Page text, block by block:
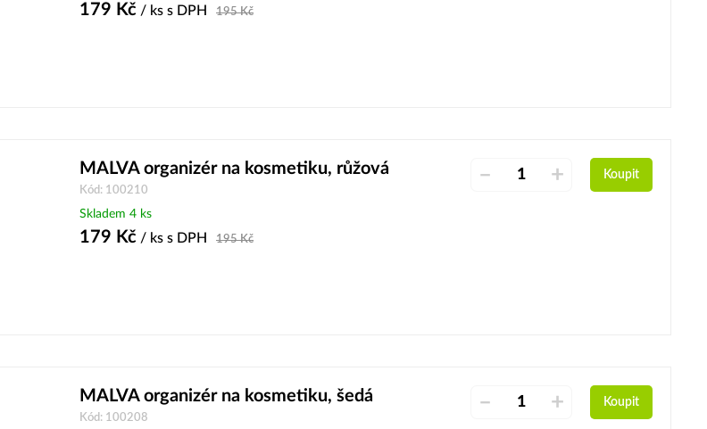
179 Kč / ks s DPH 195Kč
MALVA organizér na kosmetiku, růžová
Kód: 100210
Skladem 4 ks
179 Kč / ks s DPH 195Kč
– + Koupit
MALVA organizér na kosmetiku, šedá
Kód: 100208
– + Koupit